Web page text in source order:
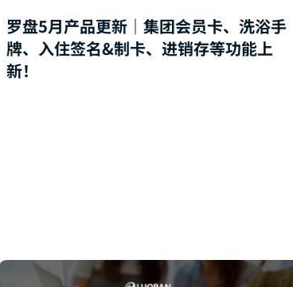
罗盘5月产品更新｜集团会员卡、洗浴手
牌、入住签名&制卡、进销存等功能上
新！